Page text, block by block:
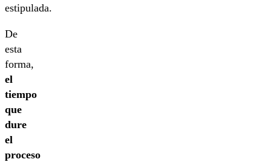
estipulada.
De
esta
forma,
el
tiempo
que
dure
el
proceso